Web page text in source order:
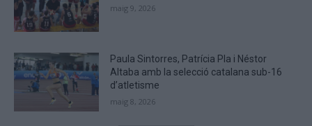
maig 9, 2026
Paula Sintorres, Patrícia Pla i Néstor
Altaba amb la selecció catalana sub-16
d’atletisme
maig 8, 2026